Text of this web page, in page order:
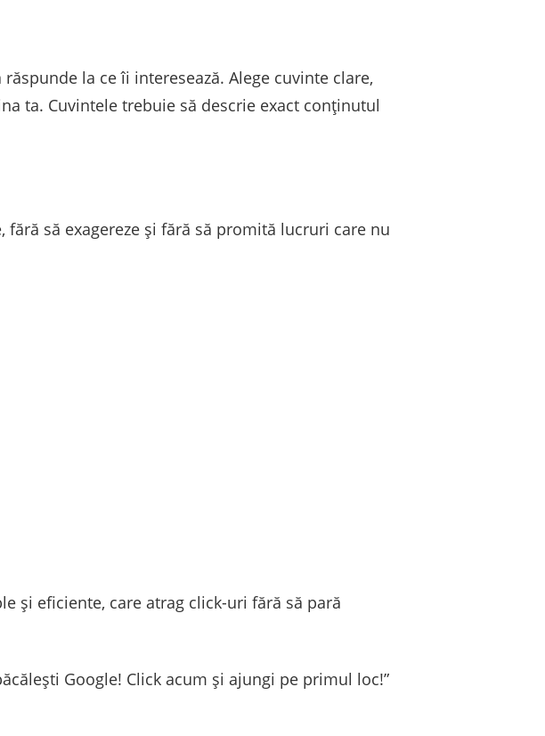
la ce îi interesează. Alege cuvinte clare,
ta. Cuvintele trebuie să descrie exact conținutul
să exagereze și fără să promită lucruri care nu
și eficiente, care atrag click-uri fără să pară
Google! Click acum și ajungi pe primul loc!”